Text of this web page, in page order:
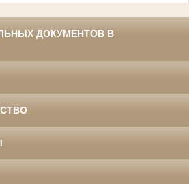
ДОКУМЕНТОВ В